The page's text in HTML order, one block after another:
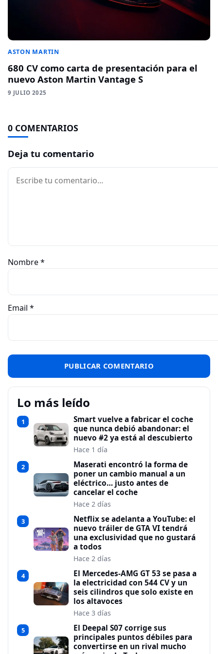
ASTON MARTIN
680 CV como carta de presentación para el
nuevo Aston Martin Vantage S
9 JULIO 2025
0 COMENTARIOS
Deja tu comentario
Comentario
Nombre*
Email *
Lo más leído
1
Smart vuelve a fabricar el coche
que nunca debió abandonar: el
nuevo #2 ya está al descubierto
Hace 1 día
2
Maserati encontró la forma de
poner un cambio manual a un
eléctrico… justo antes de
cancelar el coche
Hace 2 días
3
Netflix se adelanta a YouTube: el
nuevo tráiler de GTA VI tendrá
una exclusividad que no gustará
a todos
Hace 2 días
4
El Mercedes-AMG GT 53 se pasa a
la electricidad con 544 CV y un
seis cilindros que solo existe en
los altavoces
Hace 3 días
5
El Deepal S07 corrige sus
principales puntos débiles para
convertirse en un rival mucho